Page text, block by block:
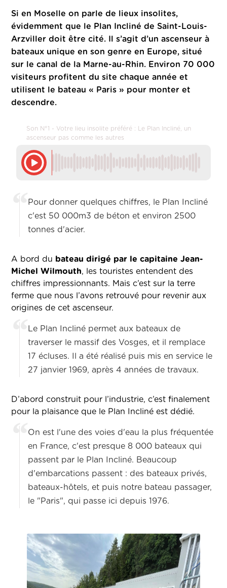
Si en Moselle on parle de lieux insolites,
évidemment que le Plan Incliné de Saint-Louis-
Arzviller doit être cité. Il s’agit d’un ascenseur à
bateaux unique en son genre en Europe, situé
sur le canal de la Marne-au-Rhin. Environ 70 000
visiteurs profitent du site chaque année et
utilisent le bateau « Paris » pour monter et
descendre.
Son N°1 - Votre lieu insolite préféré : Le Plan Incliné, un
ascenseur pas comme les autres
Pour donner quelques chiffres, le Plan Incliné
c'est 50 000m3 de béton et environ 2500
tonnes d'acier.
A bord du bateau dirigé par le capitaine Jean-
Michel Wilmouth, les touristes entendent des
chiffres impressionnants. Mais c’est sur la terre
ferme que nous l’avons retrouvé pour revenir aux
origines de cet ascenseur.
Le Plan Incliné permet aux bateaux de
traverser le massif des Vosges, et il remplace
17 écluses. Il a été réalisé puis mis en service le
27 janvier 1969, après 4 années de travaux.
D’abord construit pour l’industrie, c’est finalement
pour la plaisance que le Plan Incliné est dédié.
On est l'une des voies d'eau la plus fréquentée
en France, c'est presque 8 000 bateaux qui
passent par le Plan Incliné. Beaucoup
d'embarcations passent : des bateaux privés,
bateaux-hôtels, et puis notre bateau passager,
le "Paris", qui passe ici depuis 1976.